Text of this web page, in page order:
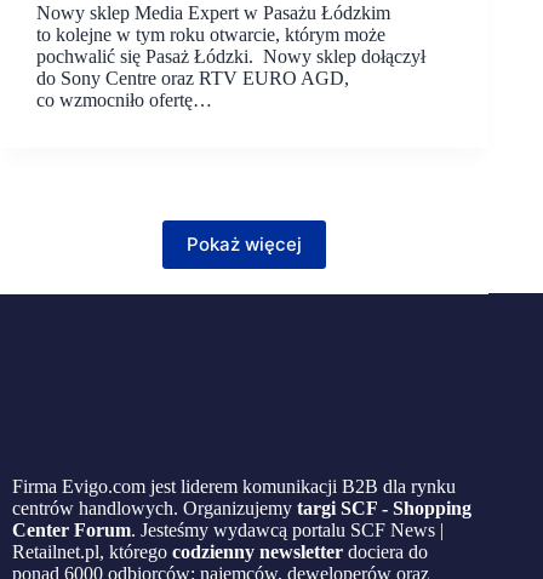
Nowy sklep Media Expert w Pasażu Łódzkim
to kolejne w tym roku otwarcie, którym może
pochwalić się Pasaż Łódzki. Nowy sklep dołączył
do Sony Centre oraz RTV EURO AGD,
co wzmocniło ofertę…
Pokaż więcej
Firma Evigo.com jest liderem komunikacji B2B dla rynku
centrów handlowych. Organizujemy targi SCF - Shopping
Center Forum. Jesteśmy wydawcą portalu SCF News |
Retailnet.pl, którego codzienny newsletter dociera do
ponad 6000 odbiorców: najemców, deweloperów oraz